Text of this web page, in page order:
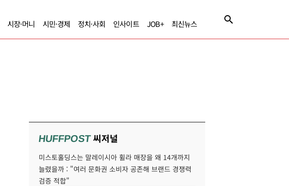
시장·머니 시민·경제 정치·사회 인사이트 JOB+ 최신뉴스
HUFFPOST씨저널
미스토홀딩스는 말레이시아 휠라 매장을 왜 14개까지
늘렸을까 : "여러 문화권 소비자 공존해 브랜드 경쟁력
검증 적합"